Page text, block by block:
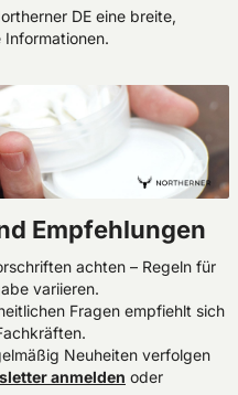
DE eine breite,
Empfehlungen
achten – Regeln für
variieren.
Fragen empfiehlt sich
Neuheiten verfolgen
anmelden oder